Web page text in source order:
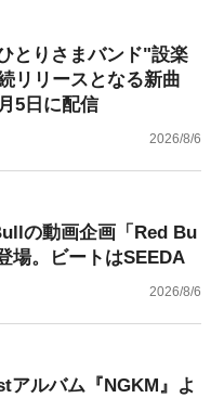
とりさまバンド"設楽
リリースとなる新曲
5日に配信
2026/8/6
の動画企画「Red Bu
場。ビートはSEEDA
2026/8/6
アルバム『NGKM』よ